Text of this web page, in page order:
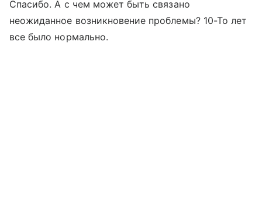
Спасибо. А с чем может быть связано
неожиданное возникновение проблемы? 10-То лет
все было нормально.